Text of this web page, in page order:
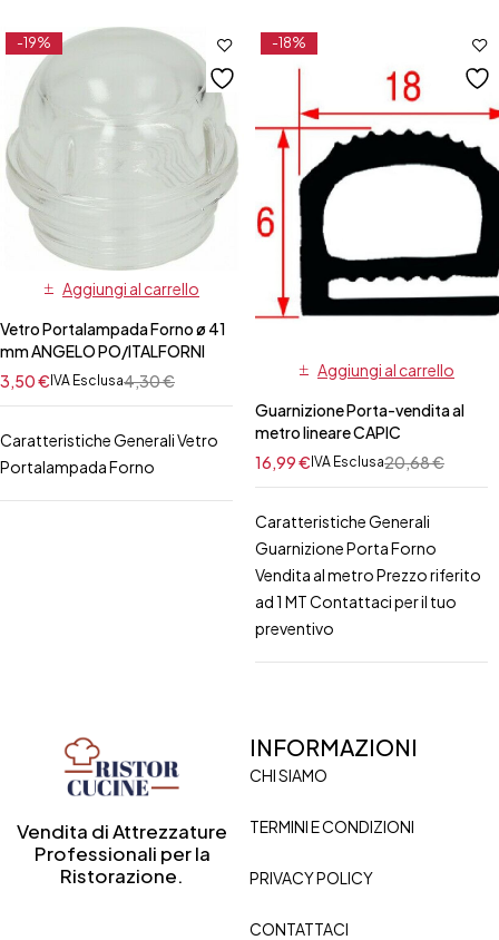
-19%
Aggiungi al carrello
Vetro Portalampada Forno ø 41
mm ANGELO PO/ITALFORNI
4,30€
3,50€ IVA Esclusa
Caratteristiche Generali Vetro
Portalampada Forno
-18%
Aggiungi al carrello
Guarnizione Porta-vendita al
metro lineare CAPIC
20,68€
16,99€ IVA Esclusa
Caratteristiche Generali
Guarnizione Porta Forno
Vendita al metro Prezzo riferito
ad 1 MT Contattaci per il tuo
preventivo
Vendita di Attrezzature
Professionali per la
Ristorazione.
INFORMAZIONI
CHI SIAMO
TERMINI E CONDIZIONI
PRIVACY POLICY
CONTATTACI